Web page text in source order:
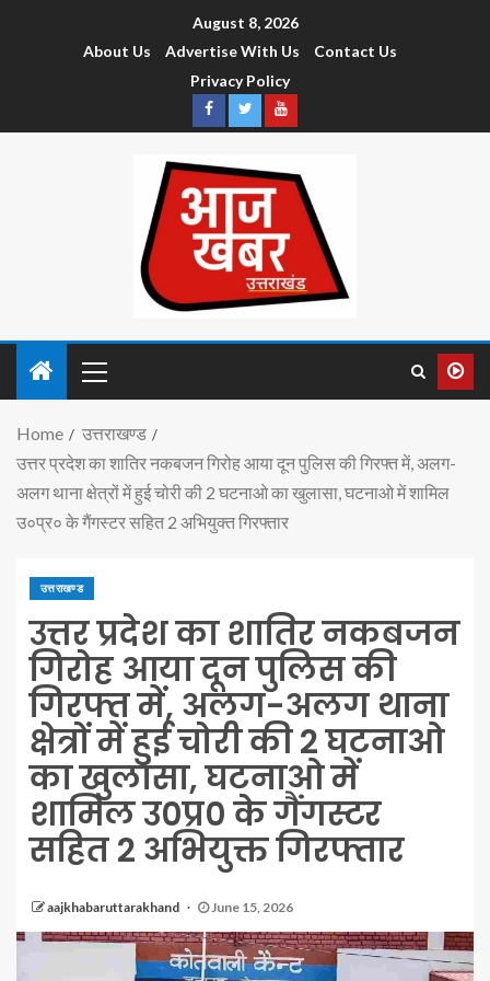
August 8, 2026
About Us
Advertise With Us
Contact Us
Privacy Policy
Home
उत्तराखण्ड
उत्तर प्रदेश का शातिर नकबजन गिरोह आया दून पुलिस की गिरफ्त में, अलग-
अलग थाना क्षेत्रों में हुई चोरी की 2 घटनाओ का खुलासा, घटनाओ में शामिल
उ०प्र० के गैंगस्टर सहित 2 अभियुक्त गिरफ्तार
उत्तराखण्ड
उत्तर प्रदेश का शातिर नकबजन
गिरोह आया दून पुलिस की
गिरफ्त में, अलग-अलग थाना
क्षेत्रों में हुई चोरी की 2 घटनाओ
का खुलासा, घटनाओ में
शामिल उ०प्र० के गैंगस्टर
सहित 2 अभियुक्त गिरफ्तार
aajkhabaruttarakhand June 15, 2026